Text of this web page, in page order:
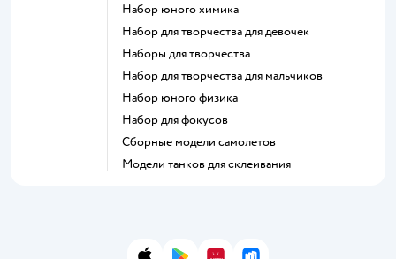
Набор юного химика
Набор для творчества для девочек
Наборы для творчества
Набор для творчества для мальчиков
Набор юного физика
Набор для фокусов
Сборные модели самолетов
Модели танков для склеивания